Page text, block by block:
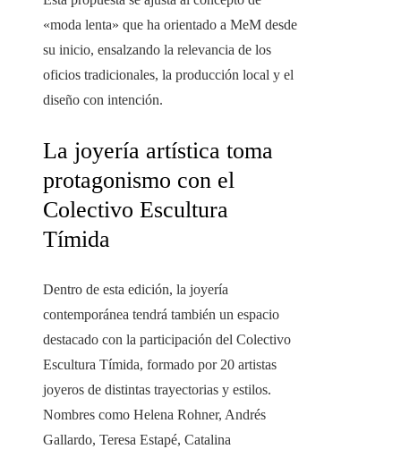
«moda lenta» que ha orientado a MeM desde
su inicio, ensalzando la relevancia de los
oficios tradicionales, la producción local y el
diseño con intención.
La joyería artística toma
protagonismo con el
Colectivo Escultura
Tímida
Dentro de esta edición, la joyería
contemporánea tendrá también un espacio
destacado con la participación del Colectivo
Escultura Tímida, formado por 20 artistas
joyeros de distintas trayectorias y estilos.
Nombres como Helena Rohner, Andrés
Gallardo, Teresa Estapé, Catalina